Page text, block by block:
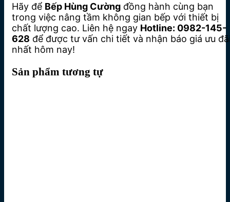
Hãy để Bếp Hùng Cường đồng hành cùng bạn
trong việc nâng tầm không gian bếp với thiết bị
chất lượng cao. Liên hệ ngay Hotline: 0982-145-
628 để được tư vấn chi tiết và nhận báo giá ưu
nhất hôm nay!
Sản phẩm tương tự